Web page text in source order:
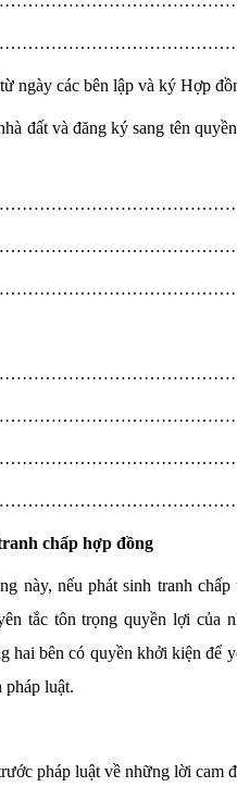
các bên lập và ký Hợp
đất và đăng ký sang tên
chấp hợp đồng
này, nếu phát sinh tranh chấp
tắc tôn trọng quyền lợi của
hai bên có quyền khởi kiện để
pháp luật.
pháp luật về những lời cam